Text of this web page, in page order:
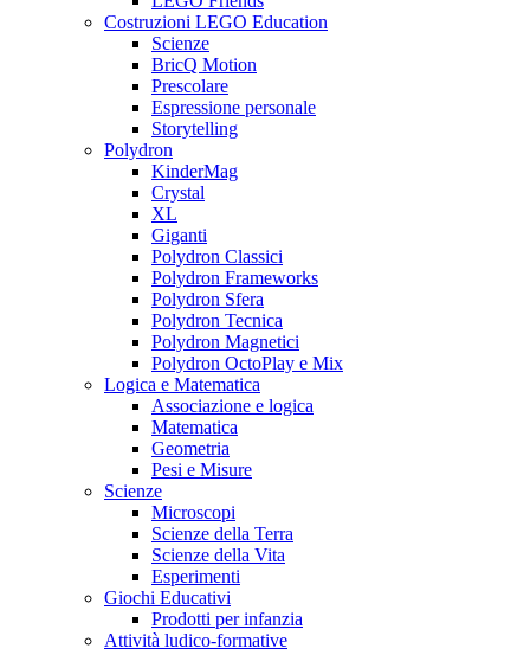
Costruzioni LEGO Education
Scienze
BricQ Motion
Prescolare
Espressione personale
Storytelling
Polydron
KinderMag
Crystal
XL
Giganti
Polydron Classici
Polydron Frameworks
Polydron Sfera
Polydron Tecnica
Polydron Magnetici
Polydron OctoPlay e Mix
Logica e Matematica
Associazione e logica
Matematica
Geometria
Pesi e Misure
Scienze
Microscopi
Scienze della Terra
Scienze della Vita
Esperimenti
Giochi Educativi
Prodotti per infanzia
Attività ludico-formative